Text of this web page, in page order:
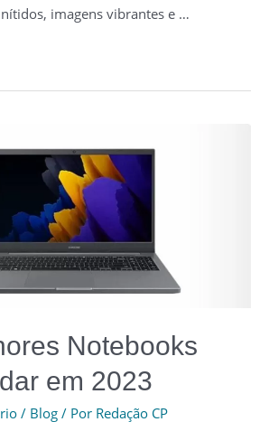
imagens vibrantes e …
Notebooks
em 2023
/ Blog / Por Redação CP